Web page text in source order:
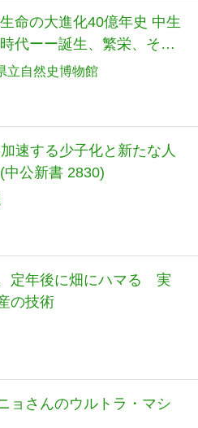
命の大進化40億年史 中生
代ーー誕生、繁栄、そし
ルーバックス)
立自然史博物館
速する少子化と新たな人
中公新書 2830)
定年後に畑にハマる 実
の技術
ョさんのウルトラ・マシ